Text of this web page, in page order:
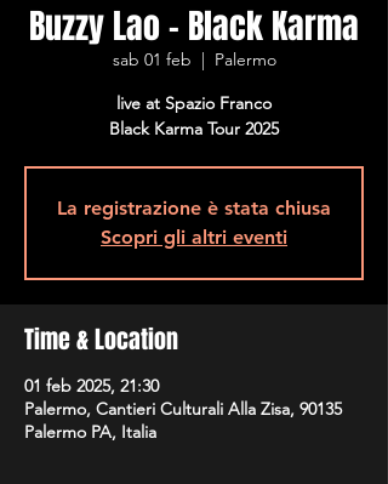
Buzzy Lao - Black Karma
sab 01 feb
  |
Palermo
live at Spazio Franco
Black Karma Tour 2025
La registrazione è stata chiusa
Scopri gli altri eventi
Time & Location
01 feb 2025, 21:30
Palermo, Cantieri Culturali Alla Zisa, 90135
Palermo PA, Italia